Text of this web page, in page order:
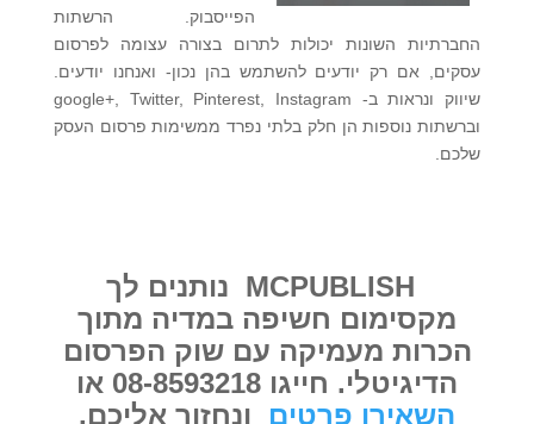
הפייסבוק. הרשתות
החברתיות השונות יכולות לתרום בצורה עצומה לפרסום
עסקים, אם רק יודעים להשתמש בהן נכון- ואנחנו יודעים.
שיווק ונראות ב- google+, Twitter, Pinterest, Instagram
וברשתות נוספות הן חלק בלתי נפרד ממשימות פרסום העסק
שלכם.
MCPUBLISH נותנים לך
מקסימום חשיפה במדיה מתוך
הכרות מעמיקה עם שוק הפרסום
הדיגיטלי. חייגו 08-8593218 או
השאירו פרטים ונחזור אליכם.